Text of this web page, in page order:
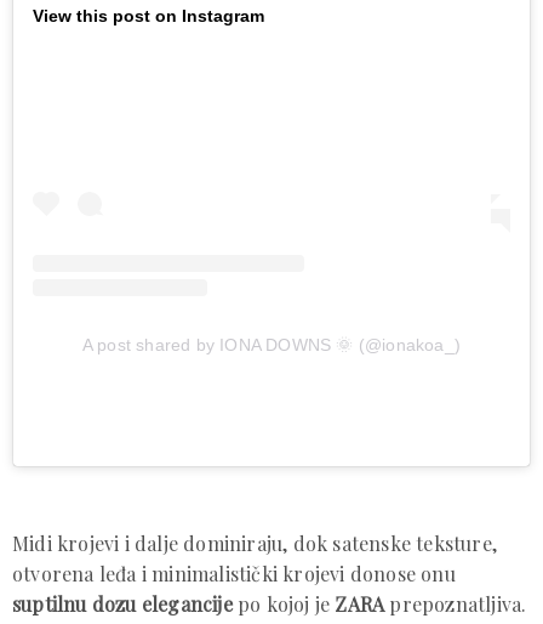
View this post on Instagram
A post shared by IONA DOWNS 🌞 (@ionakoa_)
Midi krojevi i dalje dominiraju, dok satenske teksture,
otvorena leđa i minimalistički krojevi donose onu
suptilnu dozu elegancijepo kojoj je ZARA prepoznatljiva.